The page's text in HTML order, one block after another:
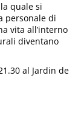
quale si
personale di
vita all’interno
diventano
al Jardin de